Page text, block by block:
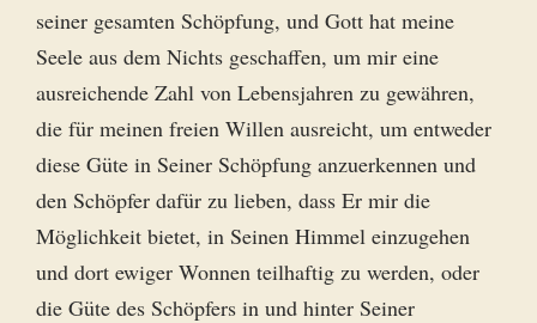
seiner gesamten Schöpfung, und Gott hat meine
Seele aus dem Nichts geschaffen, um mir eine
ausreichende Zahl von Lebensjahren zu gewähren,
die für meinen freien Willen ausreicht, um entweder
diese Güte in Seiner Schöpfung anzuerkennen und
den Schöpfer dafür zu lieben, dass Er mir die
Möglichkeit bietet, in Seinen Himmel einzugehen
und dort ewiger Wonnen teilhaftig zu werden, oder
die Güte des Schöpfers in und hinter Seiner